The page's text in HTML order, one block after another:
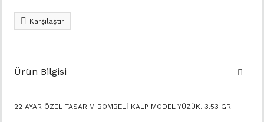
Karşılaştır
Ürün Bilgisi
22 AYAR ÖZEL TASARIM BOMBELİ KALP MODEL YÜZÜK. 3.53 GR.